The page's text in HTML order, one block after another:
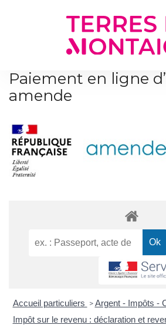
Paiement en ligne
amende
Accueil particuliers > Argent - Impôts -
Impôt sur le revenu : déclaration et